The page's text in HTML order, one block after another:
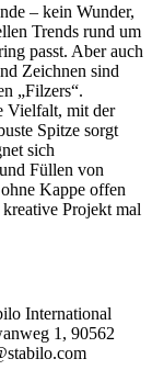
– kein Wunder,
Trends rund um
passt. Aber auch
Zeichnen sind
„Filzers“.
Vielfalt, mit der
Spitze sorgt
sich
Füllen von
Kappe offen
Projekt mal
International
1, 90562